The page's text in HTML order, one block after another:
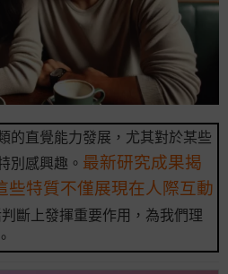
的直覺能力發展，尤其對於某些
別感興趣。 最新研究成果揭
些特質不僅展現在人際互動
斷上發揮重要作用，為我們理